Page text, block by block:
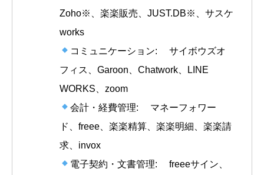
Zoho※、楽楽販売、JUST.DB※、サスケ
works
コミュニケーション: サイボウズオ
フィス、Garoon、Chatwork、LINE
WORKS、zoom
会計・経費管理: マネーフォワー
ド、freee、楽楽精算、楽楽明細、楽楽請
求、invox
電子契約・文書管理: freeeサイン、